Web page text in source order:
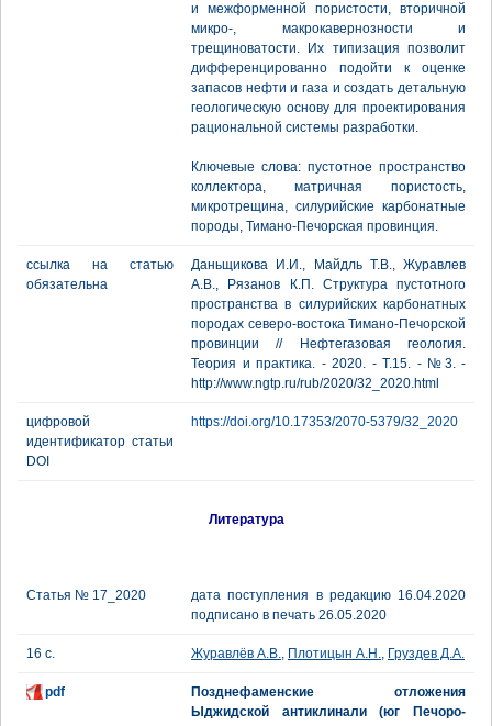
и межформенной пористости, вторичной
микро-, макрокавернозности и
трещиноватости. Их типизация позволит
дифференцированно подойти к оценке
запасов нефти и газа и создать детальную
геологическую основу для проектирования
рациональной системы разработки.
Ключевые слова: пустотное пространство
коллектора, матричная пористость,
микротрещина, силурийские карбонатные
породы, Тимано-Печорская провинция.
ссылка на статью
обязательна
Даньщикова И.И., Майдль Т.В., Журавлев
А.В., Рязанов К.П. Структура пустотного
пространства в силурийских карбонатных
породах северо-востока Тимано-Печорской
провинции // Нефтегазовая геология.
Теория и практика. - 2020. - Т.15. - №3. -
http://www.ngtp.ru/rub/2020/32_2020.html
цифровой
идентификатор статьи
DOI
https://doi.org/10.17353/2070-5379/32_2020
Литература
Статья № 17_2020
дата поступления в редакцию 16.04.2020
подписано в печать 26.05.2020
16 с. Журавлёв А.В., Плотицын А.Н., Груздев Д.А.
pdf
Позднефаменские отложения
Ыджидской антиклинали (юг Печоро-